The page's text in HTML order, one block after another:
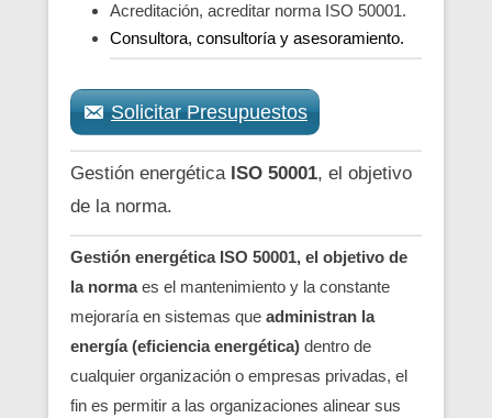
Acreditación, acreditar norma ISO 50001.
Consultora, consultoría y asesoramiento.
Solicitar Presupuestos
Gestión energética ISO 50001, el objetivo
de la norma.
Gestión energética ISO 50001, el objetivo de
la normaes el mantenimiento y la constante
mejoraría en sistemas que administran la
energía (eficiencia energética) dentro de
cualquier organización o empresas privadas, el
fin es permitir a las organizaciones alinear sus